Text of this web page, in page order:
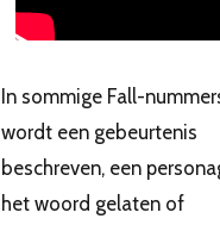
In sommige Fall-
wordt een gebeurtenis
beschreven, een
het woord gelaten of